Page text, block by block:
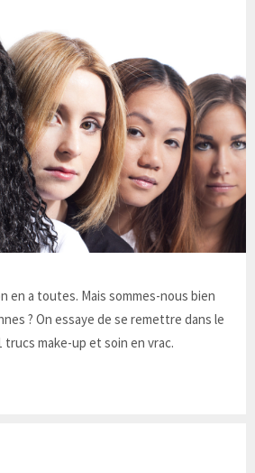
en a toutes. Mais sommes-nous bien
? On essaye de se remettre dans le
trucs make-up et soin en vrac.